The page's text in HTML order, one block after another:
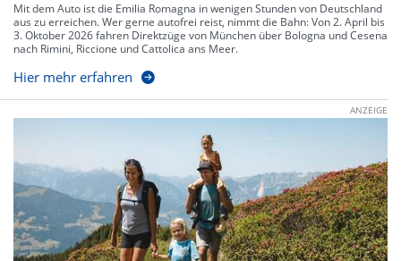
Mit dem Auto ist die Emilia Romagna in wenigen Stunden von Deutschland
aus zu erreichen. Wer gerne autofrei reist, nimmt die Bahn: Von 2. April bis
3. Oktober 2026 fahren Direktzüge von München über Bologna und Cesena
nach Rimini, Riccione und Cattolica ans Meer.
Hier mehr erfahren
ANZEIGE